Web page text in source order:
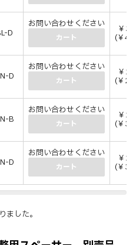
D
お問い合わせください
カート
￥
(￥
D
お問い合わせください
カート
￥
(￥
B
お問い合わせください
カート
￥
(￥
D
お問い合わせください
カート
￥
(￥
ました。